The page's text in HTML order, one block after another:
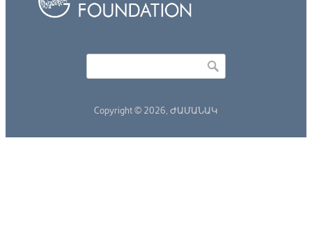
Copyright © 2026, ԺԱՄԱՆԱԿ